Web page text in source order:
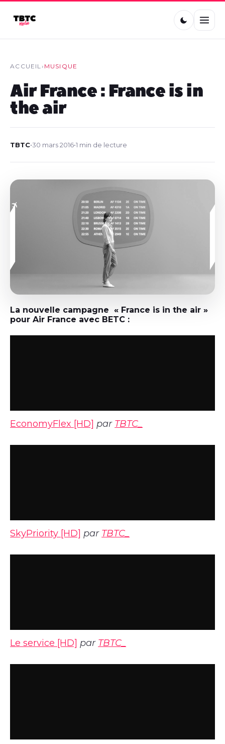
ACCUEIL› MUSIQUE
Air France : France is in
the air
TBTC•30 mars 2016•1 min de lecture
La nouvelle campagne « France is in the air »
pour Air France avec BETC :
EconomyFlex [HD] par TBTC_
SkyPriority [HD] par TBTC_
Le service [HD] par TBTC_